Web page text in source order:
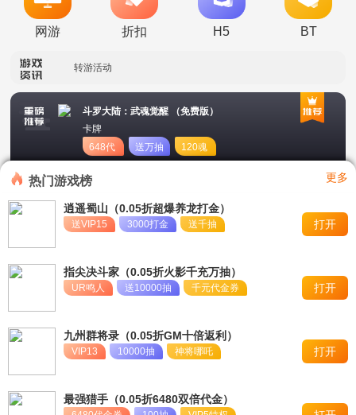
网游 折扣 H5 BT
单日大额福利
转游活动
冠名活动
斗罗大陆：武魂觉醒 （免费版）
卡牌
648代
币
送万抽
120魂
币
热门游戏榜 更多
逍遥蜀山（0.05折超爆养龙打金）
送VIP15 3000打金 送千抽 打开
指尖决斗家（0.05折火影千充万抽）
UR鸣人 送10000抽 千元代金券 打开
九州群将录（0.05折GM十倍返利）
VIP13 10000抽 神将哪吒 打开
最强猎手（0.05折6480双倍代金）